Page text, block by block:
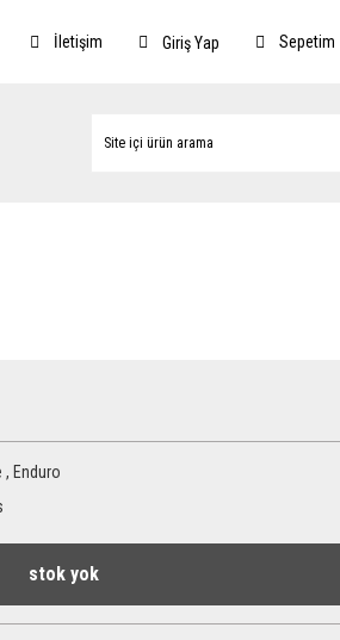
İletişim Giriş Yap Sepetim
, Enduro
stok yok